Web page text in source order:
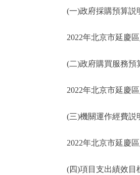
(一)政府採購預算説
2022年北京市延慶區
(二)政府購買服務預
2022年北京市延慶區
(三)機關運作經費説
2022年北京市延慶區
(四)項目支出績效目